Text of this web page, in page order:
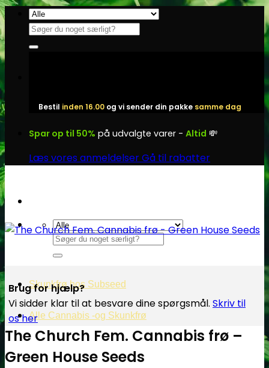
Fortsæt
indhold
Søg
efter:
Bestil inden 16.00 og vi sender din pakke samme dag
Spar op til 50% på udvalgte varer - Altid 💸
Læs vores anmeldelserGå til rabatter
Søg
efter:
Skunkfrø hos Subseed
Alle Cannabis -og Skunkfrø
Brug for hjælp?
Vi sidder klar til at besvare dine spørgsmål. Skriv til
os her
The Church Fem. Cannabis frø –
Green House Seeds